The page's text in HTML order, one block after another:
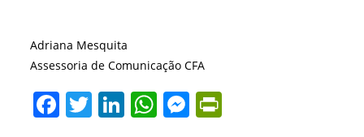
Adriana Mesquita
Assessoria de Comunicação CFA
F T Li W M